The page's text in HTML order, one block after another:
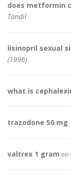
does metformin
Tandil
lisinopril sexual
(1996)
what is
trazodone 50
valtrex 1 gram en